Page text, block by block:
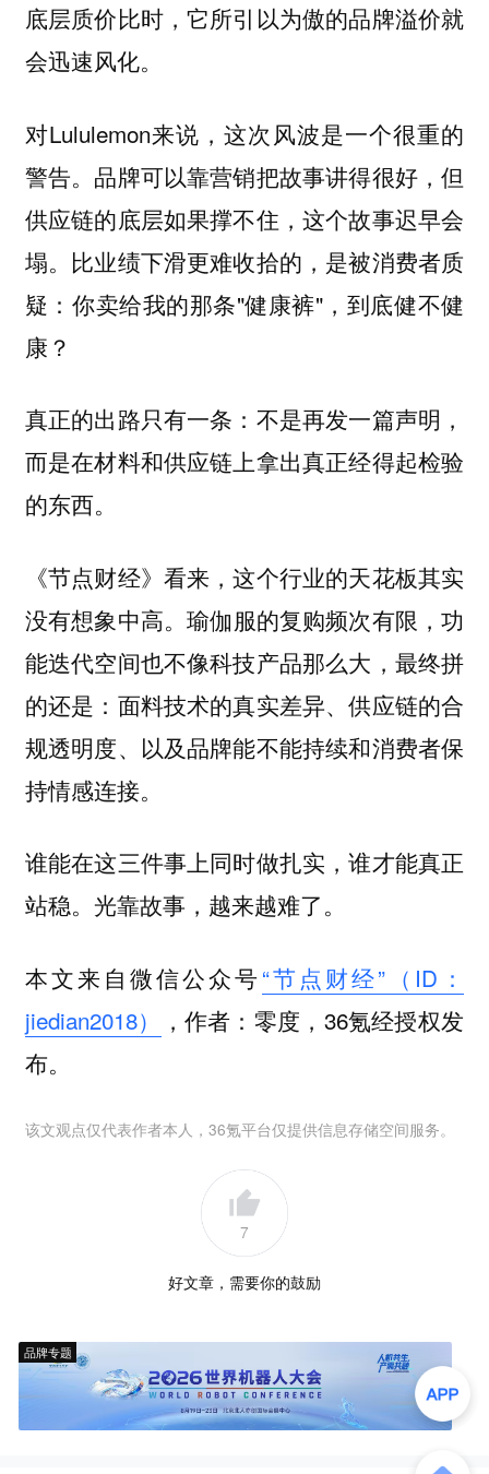
底层质价比时，它所引以为傲的品牌溢价就
会迅速风化。
对Lululemon来说，这次风波是一个很重的
警告。品牌可以靠营销把故事讲得很好，但
供应链的底层如果撑不住，这个故事迟早会
塌。比业绩下滑更难收拾的，是被消费者质
疑：你卖给我的那条"健康裤"，到底健不健
康？
真正的出路只有一条：不是再发一篇声明，
而是在材料和供应链上拿出真正经得起检验
的东西。
《节点财经》看来，这个行业的天花板其实
没有想象中高。瑜伽服的复购频次有限，功
能迭代空间也不像科技产品那么大，最终拼
的还是：面料技术的真实差异、供应链的合
规透明度、以及品牌能不能持续和消费者保
持情感连接。
谁能在这三件事上同时做扎实，谁才能真正
站稳。光靠故事，越来越难了。
本文来自微信公众号“节点财经”（ID：
jiedian2018）
，作者：零度，36氪经授权发
布。
该文观点仅代表作者本人，36氪平台仅提供信息存储空间服务。
7
好文章，需要你的鼓励
品牌专题